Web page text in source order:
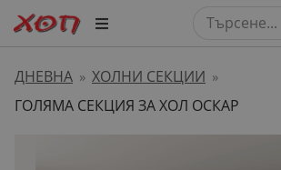
ДНЕВНА » ХОЛНИ СЕКЦИИ »
ГОЛЯМА СЕКЦИЯ ЗА ХОЛ ОСКАР